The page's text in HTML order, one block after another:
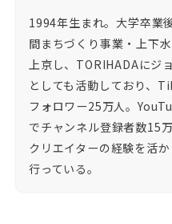
1994年生まれ。大学卒業
間まちづくり事業・上下
上京し、TORIHADAにジ
としても活動しており、
フォロワー25万人。
でチャンネル登録者数15
クリエイターの経験を活
行っている。